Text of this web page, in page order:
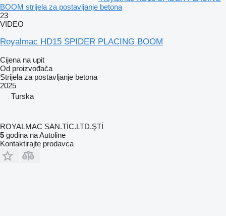
BOOM strijela za postavljanje betona
23
VIDEO
Royalmac HD15 SPIDER PLACING BOOM
Cijena na upit
Od proizvođača
Strijela za postavljanje betona
2025
Turska
ROYALMAC SAN.TİC.LTD.ŞTİ
5 godina na Autoline
Kontaktirajte prodavca